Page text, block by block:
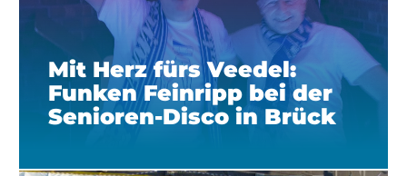
Mit Herz fürs Veedel:
Funken Feinripp bei der
Senioren-Disco in Brück